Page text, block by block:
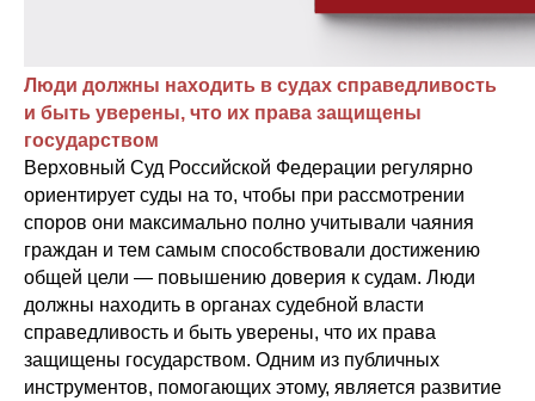
Люди должны находить в судах справедливость
и быть уверены, что их права защищены
государством
Верховный Суд Российской Федерации регулярно
ориентирует суды на то, чтобы при рассмотрении
споров они максимально полно учитывали чаяния
граждан и тем самым способствовали достижению
общей цели — повышению доверия к судам. Люди
должны находить в органах судебной власти
справедливость и быть уверены, что их права
защищены государством. Одним из публичных
инструментов, помогающих этому, является развитие